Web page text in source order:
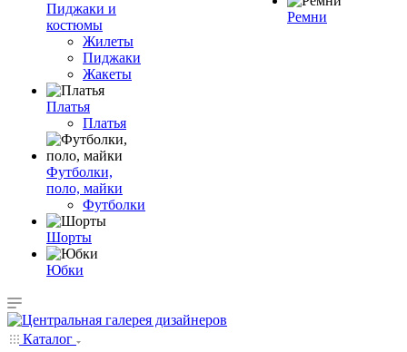
Пиджаки и
костюмы
Жилеты
Пиджаки
Жакеты
Платья
Платья
Футболки,
поло, майки
Футболки
Шорты
Юбки
Ремни
Каталог